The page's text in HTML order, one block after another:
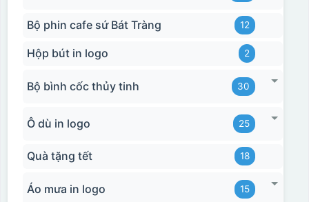
Bộ phin cafe sứ Bát Tràng 12
Hộp bút in logo 2
Bộ bình cốc thủy tinh 30
Ô dù in logo 25
Quà tặng tết 18
Áo mưa in logo 15